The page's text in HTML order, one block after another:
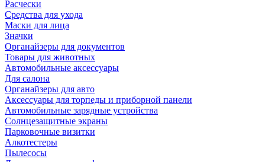
Расчески
Средства для ухода
Маски для лица
Значки
Органайзеры для документов
Товары для животных
Автомобильные аксессуары
Для салона
Органайзеры для авто
Аксессуары для торпеды и приборной панели
Автомобильные зарядные устройства
Солнцезащитные экраны
Парковочные визитки
Алкотестеры
Пылесосы